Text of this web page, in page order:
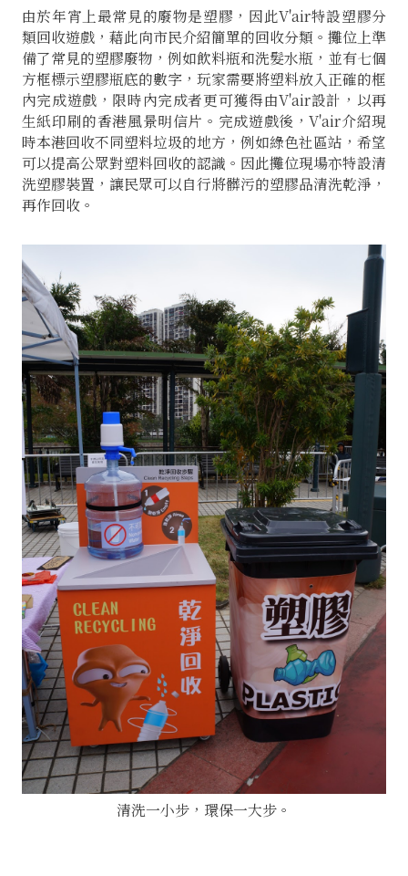
由於年宵上最常見的廢物是塑膠，因此V'air特設塑膠分
類回收遊戲，藉此向市民介紹簡單的回收分類。攤位上準
備了常見的塑膠廢物，例如飲料瓶和洗髮水瓶，並有七個
方框標示塑膠瓶底的數字，玩家需要將塑料放入正確的框
內完成遊戲，限時內完成者更可獲得由V'air設計，以再
生紙印刷的香港風景明信片。完成遊戲後，V'air介紹現
時本港回收不同塑料垃圾的地方，例如綠色社區站，希望
可以提高公眾對塑料回收的認識。因此攤位現場亦特設清
洗塑膠裝置，讓民眾可以自行將髒污的塑膠品清洗乾淨，
再作回收。
清洗一小步，環保一大步。